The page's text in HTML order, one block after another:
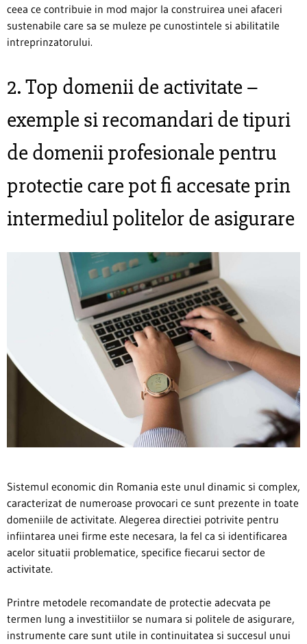
ceea ce contribuie in mod major la construirea unei afaceri
sustenabile care sa se muleze pe cunostintele si abilitatile
intreprinzatorului.
2. Top domenii de activitate –
exemple si recomandari de tipuri
de domenii profesionale pentru
protectie care pot fi accesate prin
intermediul politelor de asigurare
Sistemul economic din Romania este unul dinamic si complex,
caracterizat de numeroase provocari ce sunt prezente in toate
domeniile de activitate. Alegerea directiei potrivite pentru
infiintarea unei firme este necesara, la fel ca si identificarea
acelor situatii problematice, specifice fiecarui sector de
activitate.
Printre metodele recomandate de protectie adecvata pe
termen lung a investitiilor se numara si politele de asigurare,
instrumente care sunt utile in continuitatea si succesul unui